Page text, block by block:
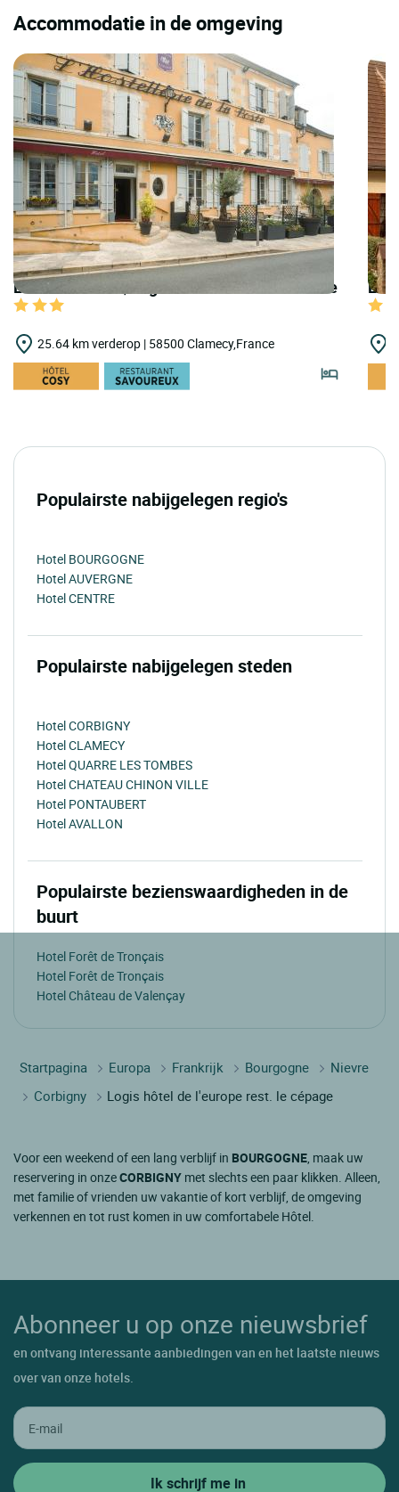
Accommodatie in de omgeving
LOGIS HOTELS | Logis Hostellerie de la Poste
25.64 km verderop | 58500 Clamecy,France
Populairste nabijgelegen regio's
Hotel BOURGOGNE
Hotel AUVERGNE
Hotel CENTRE
Populairste nabijgelegen steden
Hotel CORBIGNY
Hotel CLAMECY
Hotel QUARRE LES TOMBES
Hotel CHATEAU CHINON VILLE
Hotel PONTAUBERT
Hotel AVALLON
Populairste bezienswaardigheden in de
buurt
Hotel Forêt de Tronçais
Hotel Forêt de Tronçais
Hotel Château de Valençay
Startpagina Europa Frankrijk Bourgogne
Nievre
Corbigny
Logis hôtel de l'europe rest. le cépage
Voor een weekend of een lang verblijf in BOURGOGNE, maak uw
reservering in onzeCORBIGNY met slechts een paar klikken. Alleen,
met familie of vrienden uw vakantie of kort verblijf, de omgeving
verkennen en tot rust komen in uw comfortabele Hôtel.
Abonneer u op onze nieuwsbrief
en ontvang interessante aanbiedingen van en het laatste nieuws
over van onze hotels.